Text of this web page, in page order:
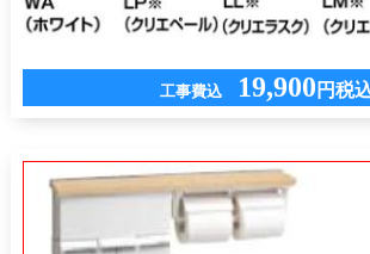
工事費込 19,900 円税